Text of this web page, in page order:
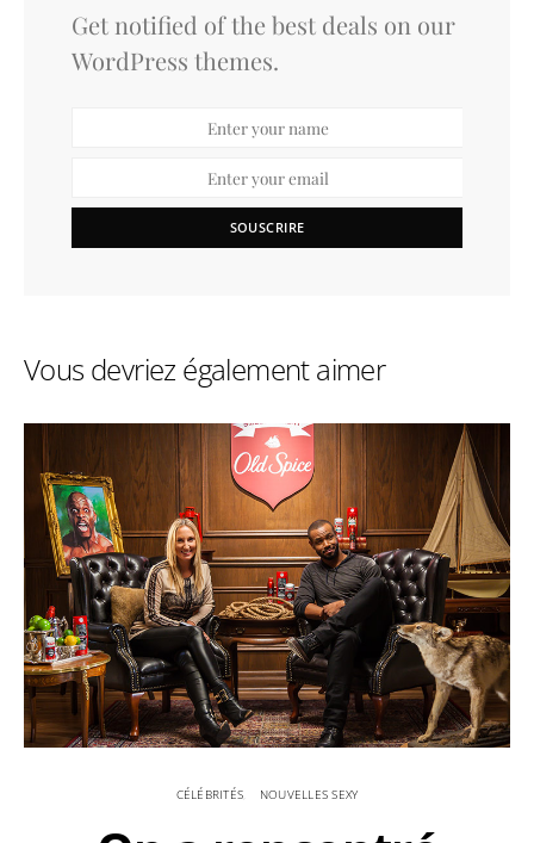
Get notified of the best deals on our
WordPress themes.
SOUSCRIRE
Vous devriez également aimer
CÉLÉBRITÉS NOUVELLES SEXY